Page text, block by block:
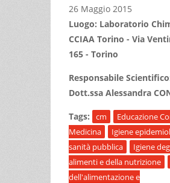
26 Maggio 2015
Luogo: Laboratorio
CCIAA Torino - Via
165 - Torino
Responsabile
Dott.ssa Alessandra
Tags: cm
Educazione
Medicina
Igiene
sanità pubblica
Igiene
alimenti e della nutrizione
dell'alimentazione e